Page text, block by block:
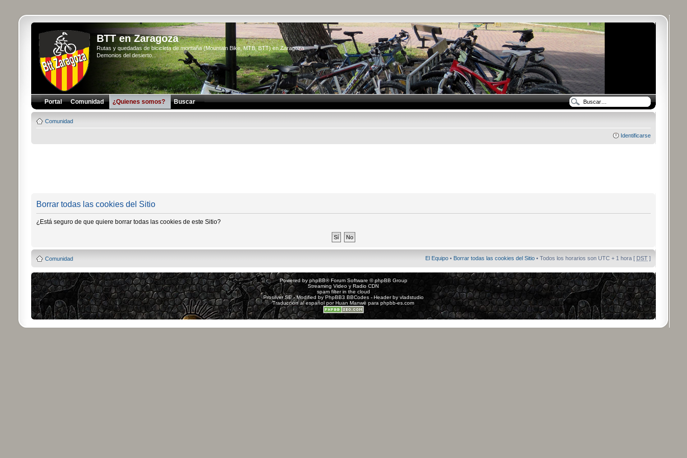
BTT en Zaragoza
Rutas y quedadas de bicicleta de montaña (Mountain Bike, MTB, BTT) en Zaragoza
Demonios del desierto...
Portal Comunidad ¿Quienes somos? Buscar
Comunidad
Identificarse
Borrar todas las cookies del Sitio
¿Está seguro de que quiere borrar todas las cookies de este Sitio?
Comunidad El Equipo • Borrar todas las cookies del Sitio • Todos los horarios son UTC + 1 hora [ DST ]
Powered by phpBB® Forum Software © phpBB Group
Streaming Video y Radio CDN
spam filter in the cloud
Prosilver SE - Modified by PhpBB3 BBCodes- Header by vladstudio
Traducción al español porHuan Manwë paraphpbb-es.com